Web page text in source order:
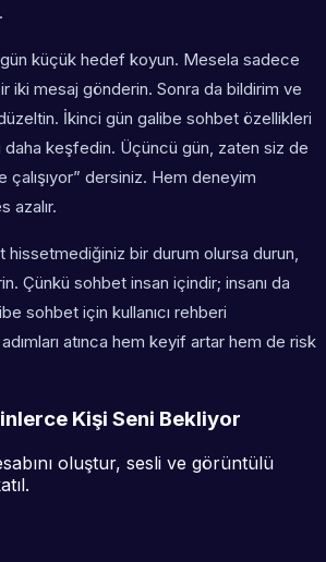
küçük hedef koyun. Mesela sadece
iki mesaj gönderin. Sonra da bildirim ve
düzeltin. İkinci gün galibe sohbet özellikleri
daha keşfedin. Üçüncü gün, zaten siz de
çalışıyor” dersiniz. Hem deneyim
azalır.
hissetmediğiniz bir durum olursa durun,
Çünkü sohbet insan içindir; insanı da
sohbet için kullanıcı rehberi
atınca hem keyif artar hem de risk
Kişi Seni Bekliyor
oluştur, sesli ve görüntülü